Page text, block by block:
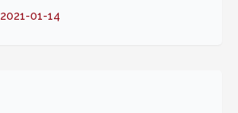
2021-01-14